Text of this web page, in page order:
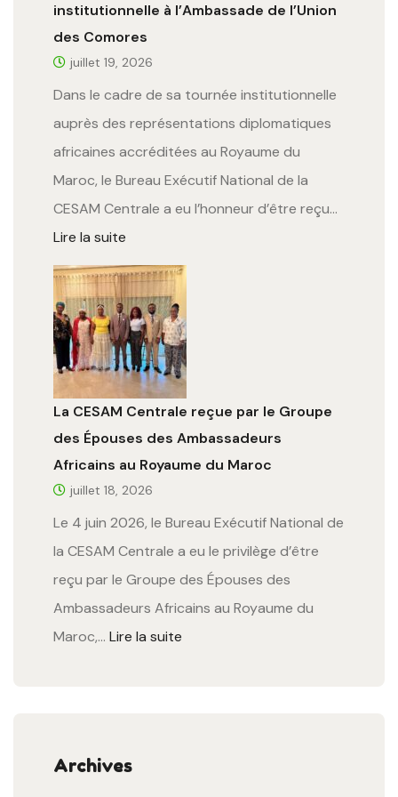
institutionnelle à l’Ambassade de l’Union
des Comores
juillet 19, 2026
Dans le cadre de sa tournée institutionnelle
auprès des représentations diplomatiques
africaines accréditées au Royaume du
Maroc, le Bureau Exécutif National de la
CESAM Centrale a eu l’honneur d’être reçu…
Lire la suite
La CESAM Centrale reçue par le Groupe
des Épouses des Ambassadeurs
Africains au Royaume du Maroc
juillet 18, 2026
Le 4 juin 2026, le Bureau Exécutif National de
la CESAM Centrale a eu le privilège d’être
reçu par le Groupe des Épouses des
Ambassadeurs Africains au Royaume du
Maroc,… Lire la suite
Archives